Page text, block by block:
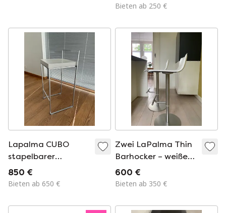
Bieten ab 250 €
Lapalma CUBO
stapelbarer
minimalistischer
Hocker, je 160 Euro
850 €
Bieten ab 650 €
Zwei LaPalma Thin
Barhocker – weißes
Leder
600 €
Bieten ab 350 €